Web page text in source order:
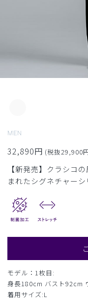
MEN
32,890円 (税抜29,900
【新発売】クラシコ
まれたシグネチャーシ
モデル：1枚目:
身長180cm バスト92cm
着用サイズ:L